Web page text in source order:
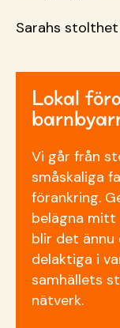
Sarahs
Lokal
Vi går från
småskaliga
förankring.
belägna mitt
blir det
delaktiga i
samhällets
nätverk.